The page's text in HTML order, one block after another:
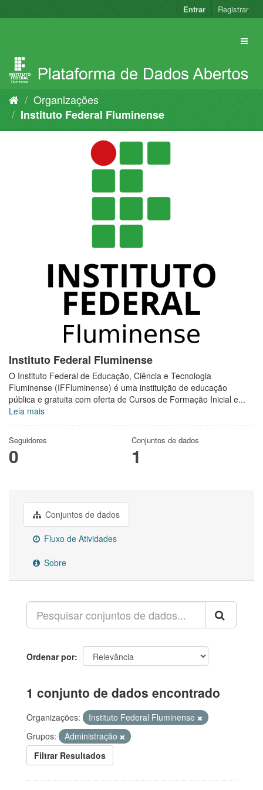
para
Entrar Registrar
Organizações
Instituto Federal Fluminense
Instituto Federal Fluminense
O Instituto Federal de Educação, Ciência e Tecnologia
Fluminense (IFFluminense) é uma instituição de educação
pública e gratuita com oferta de Cursos de Formação Inicial e...
Leia mais
Seguidores
0
Conjuntos de dados
1
Conjuntos de dados
Fluxo de Atividades
Sobre
Ordenar por
1 conjunto de dados encontrado
Organizações:
Instituto Federal Fluminense
Grupos:
Administração
Filtrar Resultados